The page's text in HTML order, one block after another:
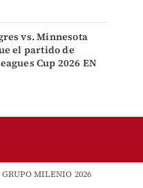
vs. Minnesota
el partido de
Cup 2026 EN
MILENIO 2026